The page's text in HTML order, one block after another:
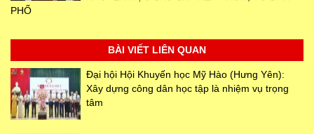
PHỐ
BÀI VIẾT LIÊN QUAN
Đại hội Hội Khuyến học Mỹ Hào (Hưng Yên):
Xây dựng công dân học tập là nhiệm vụ trọng
tâm